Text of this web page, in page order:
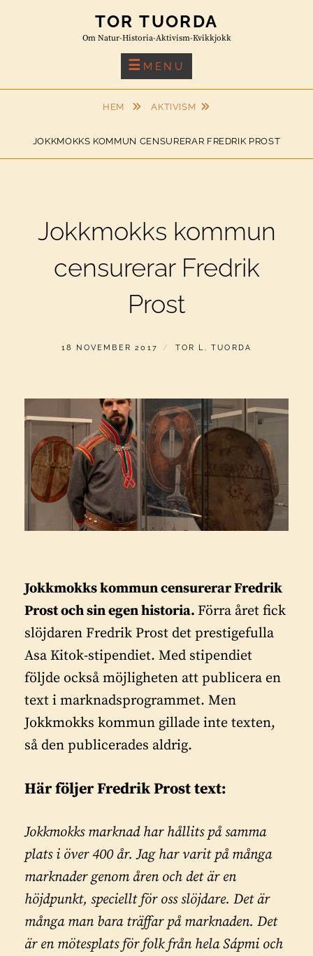
TOR TUORDA
Om Natur-Historia-Aktivism-Kvikkjokk
MENU
HEM AKTIVISM
JOKKMOKKS KOMMUN CENSURERAR FREDRIK PROST
Jokkmokks kommun
censurerar Fredrik
Prost
PUBLICERAT
18 NOVEMBER 2017 AV
TOR L. TUORDA
Jokkmokks kommun censurerar Fredrik
Prost och sin egen historia. Förra året fick
slöjdaren Fredrik Prost det prestigefulla
Asa Kitok-stipendiet. Med stipendiet
följde också möjligheten att publicera en
text i marknadsprogrammet. Men
Jokkmokks kommun gillade inte texten,
så den publicerades aldrig.
Här följer Fredrik Prost text:
Jokkmokks marknad har hållits på samma
plats i över 400 år. Jag har varit på många
marknader genom åren och det är en
höjdpunkt, speciellt för oss slöjdare. Det är
många man bara träffar på marknaden. Det
är en mötesplats för folk från hela Sápmi och